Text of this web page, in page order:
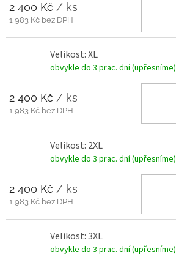
2 400 Kč / ks
1 983 Kč bez DPH
Velikost: XL
obvykle do 3 prac. dní (upřesníme)
2 400 Kč / ks
1 983 Kč bez DPH
Velikost: 2XL
obvykle do 3 prac. dní (upřesníme)
2 400 Kč / ks
1 983 Kč bez DPH
Velikost: 3XL
obvykle do 3 prac. dní (upřesníme)